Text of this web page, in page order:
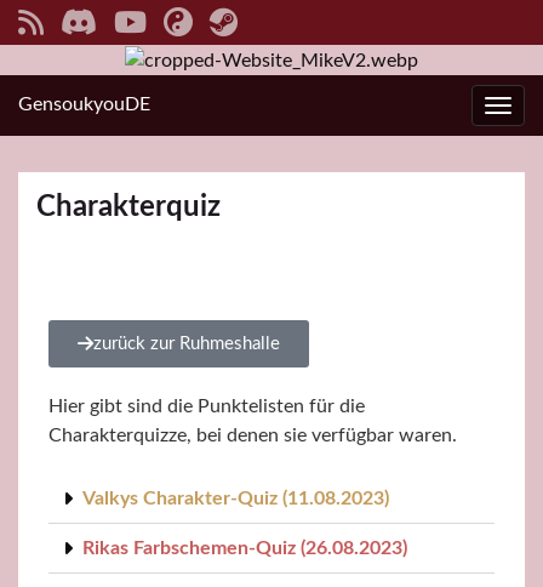
GensoukyouDE
Charakterquiz
zurück zur Ruhmeshalle
Hier gibt sind die Punktelisten für die
Charakterquizze, bei denen sie verfügbar waren.
Valkys Charakter-Quiz (11.08.2023)
Rikas Farbschemen-Quiz (26.08.2023)